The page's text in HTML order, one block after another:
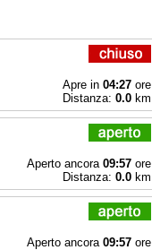
Apre in 04:27ore
Distanza: 0.0km
Aperto ancora 09:57ore
Distanza: 0.0km
Aperto ancora 09:57ore